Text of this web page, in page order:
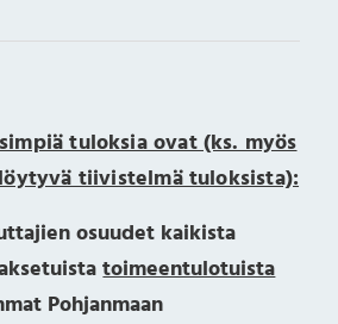
tuloksia ovat (ks. myös
tiivistelmä tuloksista):
osuudet kaikista
toimeentulotuista
Pohjanmaan